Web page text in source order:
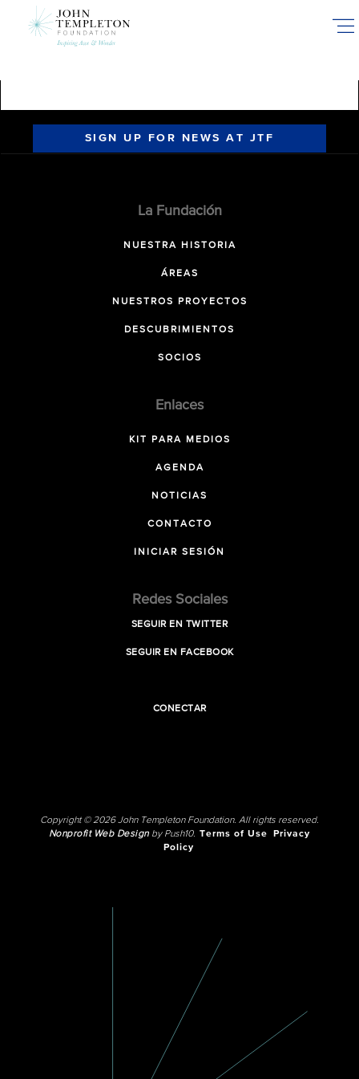
SIGN UP FOR NEWS AT JTF
La Fundación
NUESTRA HISTORIA
ÁREAS
NUESTROS PROYECTOS
DESCUBRIMIENTOS
SOCIOS
Enlaces
KIT PARA MEDIOS
AGENDA
NOTICIAS
CONTACTO
INICIAR SESIÓN
Redes Sociales
SEGUIR EN TWITTER
SEGUIR EN FACEBOOK
CONECTAR
Copyright © 2026 John Templeton Foundation. All rights reserved.
Nonprofit Web Designby Push10. Terms of Use
Privacy
Policy